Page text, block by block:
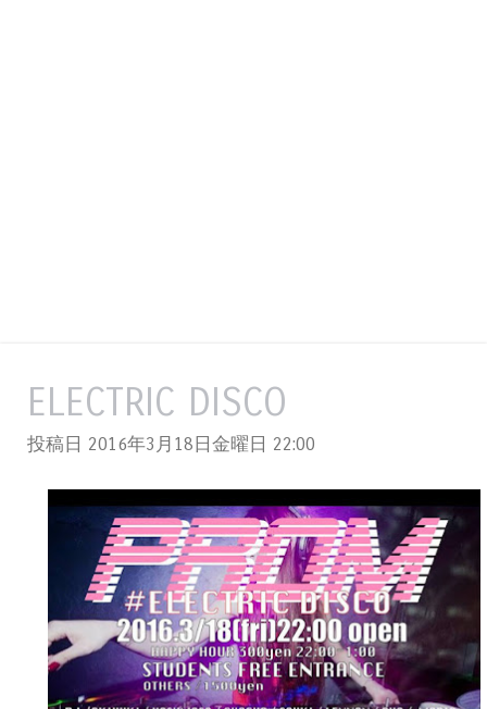
ELECTRIC DISCO
投稿日 2016年3月18日金曜日 22:00